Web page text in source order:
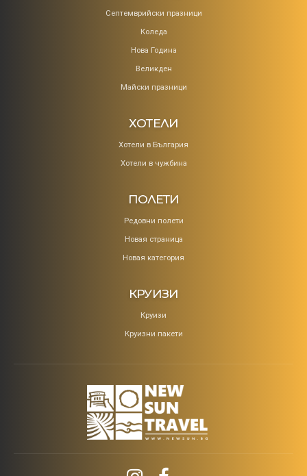
Септемврийски празници
Коледa
Нова Година
Великден
Майски празници
ХОТЕЛИ
Хотели в България
Хотели в чужбина
ПОЛЕТИ
Редовни полети
Новая страница
Новая категория
КРУИЗИ
Круизи
Круизни пакети